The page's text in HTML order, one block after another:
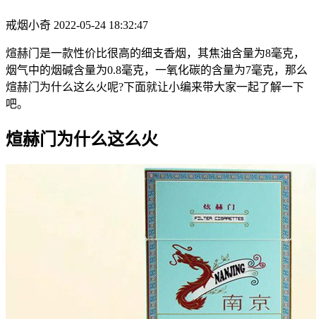
戒烟小奇 2022-05-24 18:32:47
煊赫门是一款性价比很高的细支香烟，其焦油含量为8毫克，
烟气中的烟碱含量为0.8毫克，一氧化碳的含量为7毫克，那么
煊赫门为什么这么火呢?下面就让小编来带大家一起了解一下
吧。
煊赫门为什么这么火